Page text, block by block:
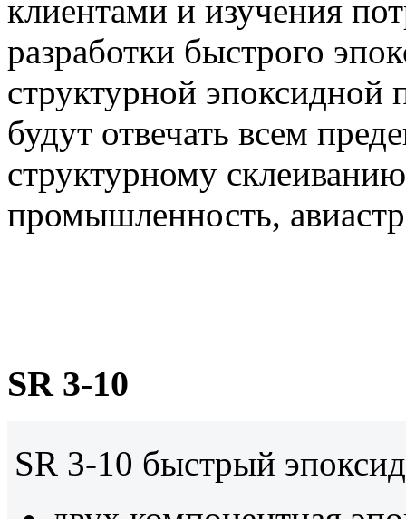
клиентами и изучения
разработки быстрого
структурной
будут отвечать всем
структурному
промышленность,
SR 3-10
SR 3-10 быстрый